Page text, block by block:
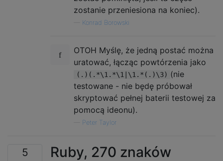
zostanie przeniesiona na koniec).
Konrad Borowski
OTOH Myślę, że jedną postać można
uratować, łącząc powtórzenia jako
(.)(.*\1.*\1|\1.*(.)\3) (nie
testowane - nie będę próbował
skryptować pełnej baterii testowej za
pomocą ideonu).
Peter Taylor
5 Ruby, 270 znaków